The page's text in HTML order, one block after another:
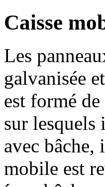
Caisse
Les
galvanisée
est formé
sur
avec bâche,
mobile est